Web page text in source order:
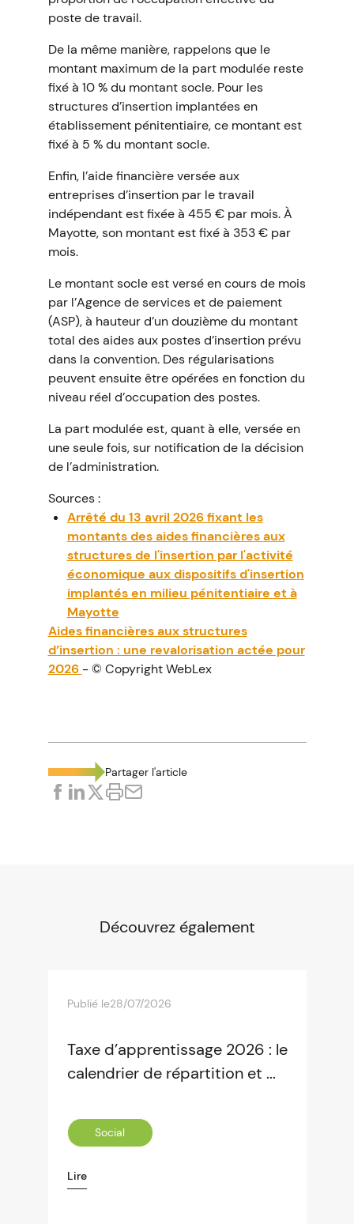
poste de travail.
De la même manière, rappelons que le
montant maximum de la part modulée reste
fixé à 10 % du montant socle. Pour les
structures d’insertion implantées en
établissement pénitentiaire, ce montant est
fixé à 5 % du montant socle.
Enfin, l’aide financière versée aux
entreprises d’insertion par le travail
indépendant est fixée à 455 € par mois. À
Mayotte, son montant est fixé à 353 € par
mois.
Le montant socle est versé en cours de mois
par l’Agence de services et de paiement
(ASP), à hauteur d’un douzième du montant
total des aides aux postes d’insertion prévu
dans la convention. Des régularisations
peuvent ensuite être opérées en fonction du
niveau réel d’occupation des postes.
La part modulée est, quant à elle, versée en
une seule fois, sur notification de la décision
de l’administration.
Sources :
Arrêté du 13 avril 2026 fixant les
montants des aides financières aux
structures de l'insertion par l'activité
économique aux dispositifs d'insertion
implantés en milieu pénitentiaire et à
Mayotte
Aides financières aux structures
d’insertion : une revalorisation actée pour
2026 - © Copyright WebLex
Partager l'article
Découvrez également
Publié le28/07/2026
Taxe d’apprentissage 2026 : le
calendrier de répartition et ...
Social
Lire